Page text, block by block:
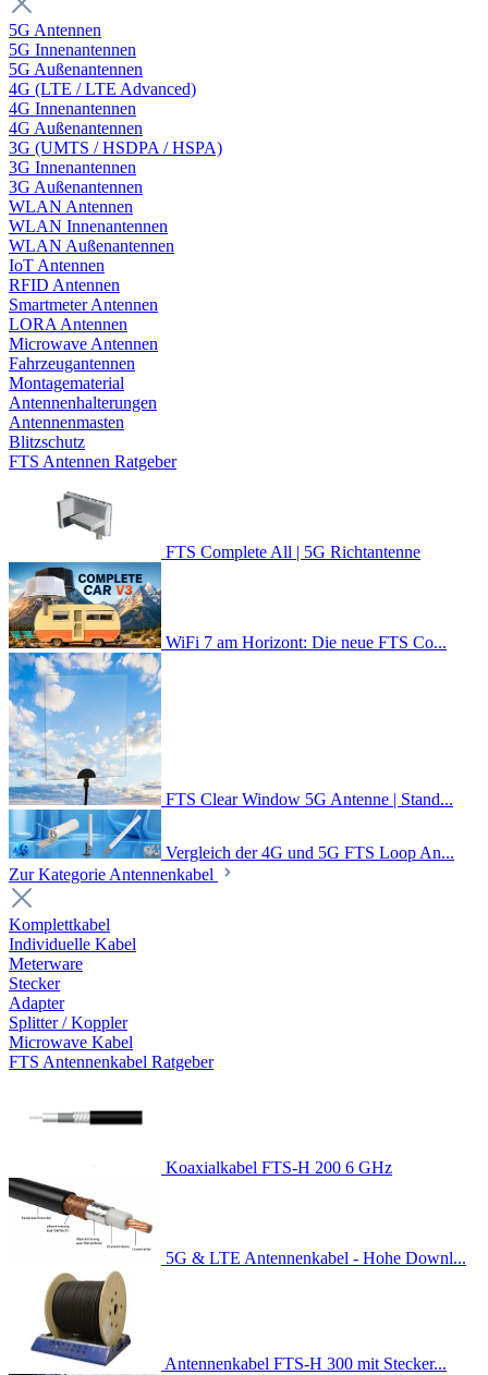
5G Antennen
5G Innenantennen
5G Außenantennen
4G (LTE / LTE Advanced)
4G Innenantennen
4G Außenantennen
3G (UMTS / HSDPA / HSPA)
3G Innenantennen
3G Außenantennen
WLAN Antennen
WLAN Innenantennen
WLAN Außenantennen
IoT Antennen
RFID Antennen
Smartmeter Antennen
LORA Antennen
Microwave Antennen
Fahrzeugantennen
Montagematerial
Antennenhalterungen
Antennenmasten
Blitzschutz
FTS Antennen Ratgeber
FTS Complete All | 5G Richtantenne
WiFi 7 am Horizont: Die neue FTS Co...
FTS Clear Window 5G Antenne | Stand...
Vergleich der 4G und 5G FTS Loop An...
Zur Kategorie Antennenkabel
Komplettkabel
Individuelle Kabel
Meterware
Stecker
Adapter
Splitter / Koppler
Microwave Kabel
FTS Antennenkabel Ratgeber
Koaxialkabel FTS-H 200 6 GHz
5G & LTE Antennenkabel - Hohe Downl...
Antennenkabel FTS-H 300 mit Stecker...